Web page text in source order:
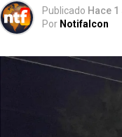
Publicado Hace 1
Por Notifalcon